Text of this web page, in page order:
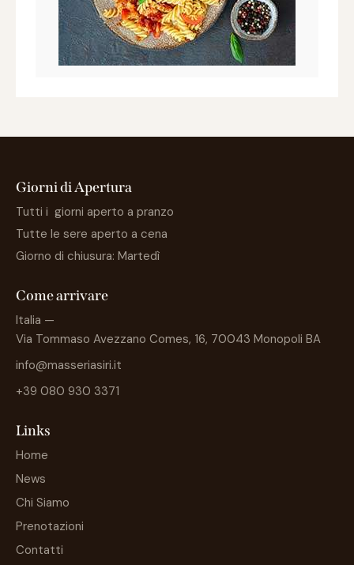
Giorni di Apertura
Tutti i giorni aperto a pranzo
Tutte le sere aperto a cena
Giorno di chiusura: Martedì
Come arrivare
Italia —
Via Tommaso Avezzano Comes, 16, 70043 Monopoli BA
info@masseriasiri.it
+39 080 930 3371
Links
Home
News
Chi Siamo
Prenotazioni
Contatti